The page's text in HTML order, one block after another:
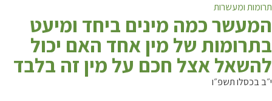
תרומות ומעשרות
המעשר כמה מינים ביחד ומיעט
בתרומות של מין אחד האם יכול
להשאל אצל חכם על מין זה בלבד
י״ב בכסלו תשפ״ו